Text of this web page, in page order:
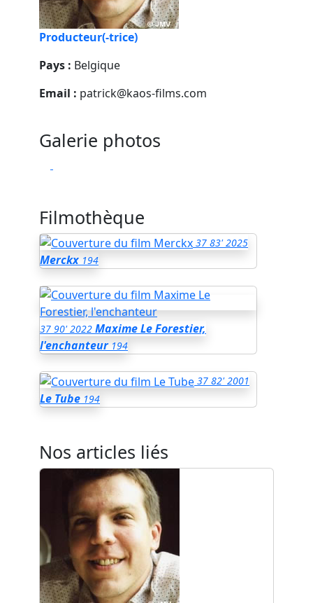
Producteur(-trice)
Pays : Belgique
Email : patrick@kaos-films.com
Galerie photos
Filmothèque
37 83' 2025
Merckx 194
37 90' 2022 Maxime Le Forestier,
l'enchanteur 194
37 82' 2001
Le Tube 194
Nos articles liés